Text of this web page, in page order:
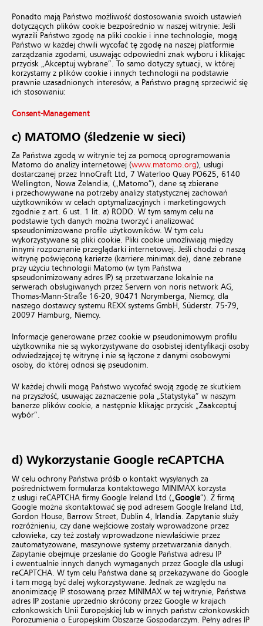
Ponadto mają Państwo możliwość dostosowania swoich ustawień
dotyczących plików cookie bezpośrednio w naszej witrynie: Jeśli
wyrazili Państwo zgodę na pliki cookie i inne technologie, mogą
Państwo w każdej chwili wycofać tę zgodę na naszej platformie
zarządzania zgodami, usuwając odpowiedni znak wyboru i klikając
przycisk „Akceptuj wybrane”. To samo dotyczy sytuacji, w której
korzystamy z plików cookie i innych technologii na podstawie
prawnie uzasadnionych interesów, a Państwo pragną sprzeciwić się
ich stosowaniu:
Consent-Management
c) MATOMO (śledzenie w sieci)
Za Państwa zgodą w witrynie tej za pomocą oprogramowania
Matomo do analizy internetowej (www.matomo.org), usługi
dostarczanej przez InnoCraft Ltd, 7 Waterloo Quay PO625, 6140
Wellington, Nowa Zelandia, („Matomo”), dane są zbierane
i przechowywane na potrzeby analizy statystycznej zachowań
użytkowników w celach optymalizacyjnych i marketingowych
zgodnie z art. 6 ust. 1 lit. a) RODO. W tym samym celu na
podstawie tych danych można tworzyć i analizować
spseudonimizowane profile użytkowników. W tym celu
wykorzystywane są pliki cookie. Pliki cookie umożliwiają między
innymi rozpoznanie przeglądarki internetowej. Jeśli chodzi o naszą
witrynę poświęconą karierze (karriere.minimax.de), dane zebrane
przy użyciu technologii Matomo (w tym Państwa
spseudonimizowany adres IP) są przetwarzane lokalnie na
serwerach obsługiwanych przez Servern von noris network AG,
Thomas-Mann-Straße 16-20, 90471 Norymberga, Niemcy, dla
naszego dostawcy systemu REXX systems GmbH, Süderstr. 75-79,
20097 Hamburg, Niemcy.
Informacje generowane przez cookie w pseudonimowym profilu
użytkownika nie są wykorzystywane do osobistej identyfikacji osoby
odwiedzającej tę witrynę i nie są łączone z danymi osobowymi
osoby, do której odnosi się pseudonim.
W każdej chwili mogą Państwo wycofać swoją zgodę ze skutkiem
na przyszłość, usuwając zaznaczenie pola „Statystyka” w naszym
banerze plików cookie, a następnie klikając przycisk „Zaakceptuj
wybór”.
d) Wykorzystanie Google reCAPTCHA
W celu ochrony Państwa próśb o kontakt wysyłanych za
pośrednictwem formularza kontaktowego MINIMAX korzysta
z usługi reCAPTCHA firmy Google Ireland Ltd („ Google”). Z firmą
Google można skontaktować się pod adresem Google Ireland Ltd,
Gordon House, Barrow Street, Dublin 4, Irlandia. Zapytanie służy
rozróżnieniu, czy dane wejściowe zostały wprowadzone przez
człowieka, czy też zostały wprowadzone niewłaściwie przez
zautomatyzowane, maszynowe systemy przetwarzania danych.
Zapytanie obejmuje przesłanie do Google Państwa adresu IP
i ewentualnie innych danych wymaganych przez Google dla usługi
reCAPTCHA. W tym celu Państwa dane są przekazywane do Google
i tam mogą być dalej wykorzystywane. Jednak ze względu na
anonimizację IP stosowaną przez MINIMAX w tej witrynie, Państwa
adres IP zostanie uprzednio skrócony przez Google w krajach
członkowskich Unii Europejskiej lub w innych państw członkowskich
Porozumienia o Europejskim Obszarze Gospodarczym. Pełny adres IP